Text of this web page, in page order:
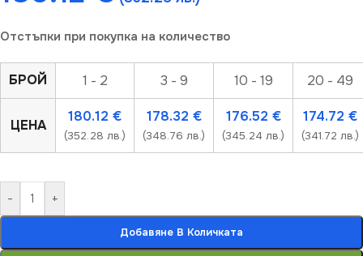
Отстъпки при покупка на количество
БРОЙ 1 - 2 3 - 9 10 - 19 20 - 49
ЦЕНА
180.12 €
(352.28 лв.)
178.32 €
(348.76 лв.)
176.52 €
(345.24 лв.)
174.72 €
(341.72 лв.)
- +
Добавяне В Количката